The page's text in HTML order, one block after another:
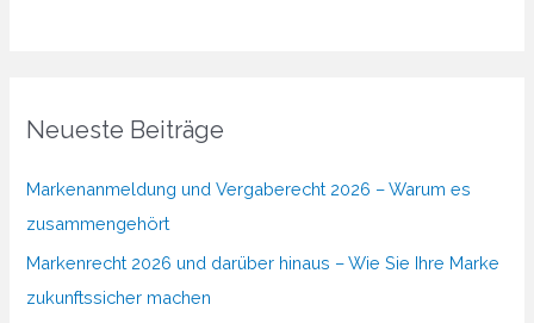
Neueste Beiträge
Markenanmeldung und Vergaberecht 2026 – Warum es
zusammengehört
Markenrecht 2026 und darüber hinaus – Wie Sie Ihre Marke
zukunftssicher machen